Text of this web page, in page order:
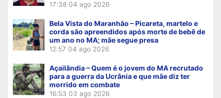
17:38 04 ago 2026
Bela Vista do Maranhão – Picareta, martelo e
corda são apreendidos após morte de bebê de
um ano no MA; mãe segue presa
12:57 04 ago 2026
Açailândia – Quem é o jovem do MA recrutado
para a guerra da Ucrânia e que mãe diz ter
morrido em combate
16:53 03 ago 2026